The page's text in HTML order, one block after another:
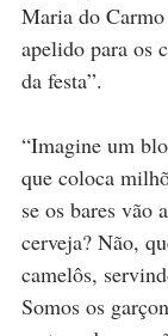
Maria do
apelido para os
da festa”.
“Imagine um
que coloca
se os bares vão
cerveja? Não,
camelôs,
Somos os